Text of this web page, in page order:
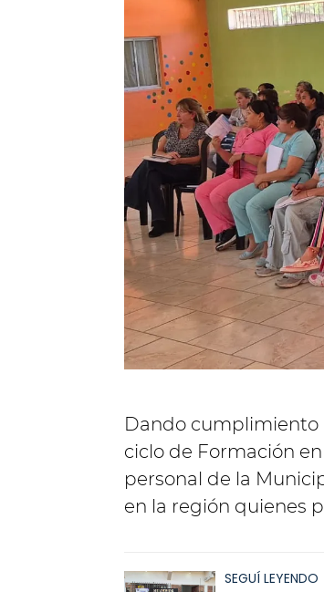
Dando cumplimiento
ciclo de Formación en
personal de la
en la región quienes
SEGUÍ LEYENDO